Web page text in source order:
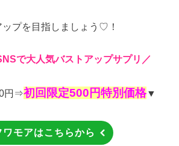
プを目指しましょう♡！
で大人気バストアップサプリ／
円⇒初回限定500円特別価格▼
ワモアはこちらから